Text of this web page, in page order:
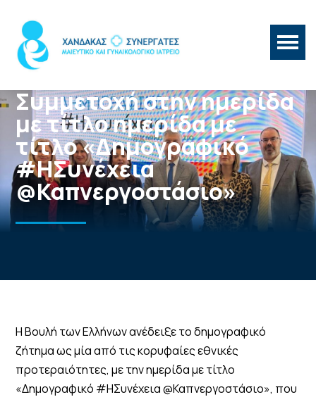
Συμμετοχή στην ημερίδα
με τίτλο ημερίδα με
τίτλο «Δημογραφικό
#ΗΣυνέχεια
@Καπνεργοστάσιο»
Η Βουλή των Ελλήνων ανέδειξε το δημογραφικό
ζήτημα ως μία από τις κορυφαίες εθνικές
προτεραιότητες, με την ημερίδα με τίτλο
«Δημογραφικό #ΗΣυνέχεια @Καπνεργοστάσιο», που